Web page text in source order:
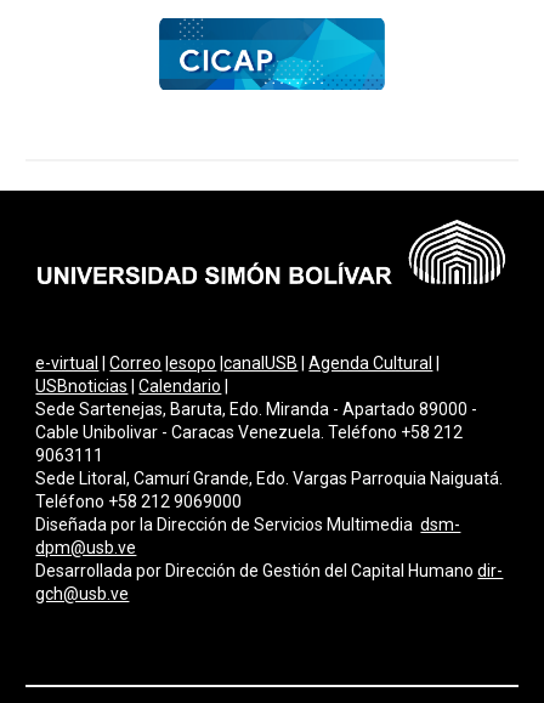
e-virtual |Correo |esopo |canalUSB |Agenda Cultural
USBnoticias |Calendario
Sede Sartenejas, Baruta, Edo. Miranda - Apartado 89000 -
Cable Unibolivar - Caracas Venezuela. Teléfono +58 212
9063111
Sede Litoral, Camurí Grande, Edo. Vargas Parroquia Naiguatá.
Teléfono +58 212 9069000
Diseñada por la Dirección de Servicios Multimediadsm-
dpm@usb.ve
Desarrollada por Dirección de Gestión del Capital Humano dir-
gch@usb.ve